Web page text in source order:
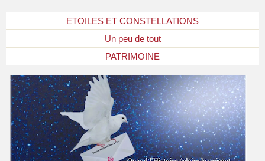
ETOILES ET CONSTELLATIONS
Un peu de tout
PATRIMOINE